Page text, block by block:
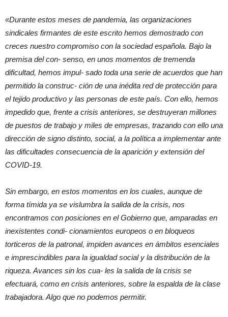
«Durante estos meses de pandemia, las organizaciones
sindicales firmantes de este escrito hemos demostrado con
creces nuestro compromiso con la sociedad española. Bajo la
premisa del con- senso, en unos momentos de tremenda
dificultad, hemos impul- sado toda una serie de acuerdos que han
permitido la construc- ción de una inédita red de protección para
el tejido productivo y las personas de este país. Con ello, hemos
impedido que, frente a crisis anteriores, se destruyeran millones
de puestos de trabajo y miles de empresas, trazando con ello una
dirección de signo distinto, social, a la política a implementar ante
las dificultades consecuencia de la aparición y extensión del
COVID-19.
Sin embargo, en estos momentos en los cuales, aunque de
forma tímida ya se vislumbra la salida de la crisis, nos
encontramos con posiciones en el Gobierno que, amparadas en
inexistentes condi- cionamientos europeos o en bloqueos
torticeros de la patronal, impiden avances en ámbitos esenciales
e imprescindibles para la igualdad social y la distribución de la
riqueza. Avances sin los cua- les la salida de la crisis se
efectuará, como en crisis anteriores, sobre la espalda de la clase
trabajadora. Algo que no podemos permitir.